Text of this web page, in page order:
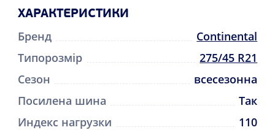
ХАРАКТЕРИСТИКИ
Бренд
Continental
Типорозмір
275/45 R21
Сезон
всесезонна
Посилена шина
Так
Индекс нагрузки
110